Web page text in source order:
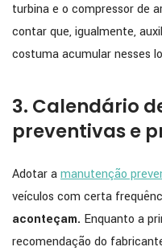
turbina e o compressor de
contar que, igualmente,
costuma acumular nesses
3. Calendário
preventivas e
Adotar amanutenção
veículos com certa
aconteçam. Enquanto a
recomendação do